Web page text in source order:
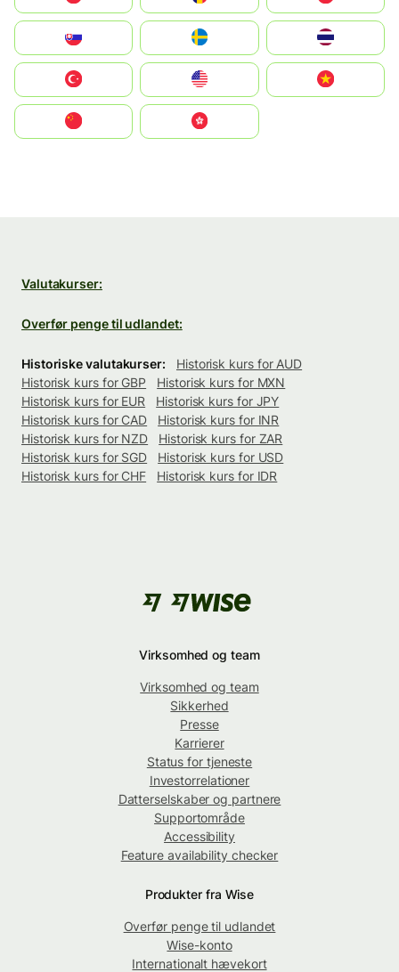
United States
中國香港特別行政區
Valutakurser:
Overfør penge til udlandet:
Historiske valutakurser:
Historisk kurs for AUD
Historisk kurs for GBP
Historisk kurs for MXN
Historisk kurs for EUR
Historisk kurs for JPY
Historisk kurs for CAD
Historisk kurs for INR
Historisk kurs for NZD
Historisk kurs for ZAR
Historisk kurs for SGD
Historisk kurs for USD
Historisk kurs for CHF
Historisk kurs for IDR
Virksomhed og team
Virksomhed og team
Sikkerhed
Presse
Karrierer
Status for tjeneste
Investorrelationer
Datterselskaber og partnere
Supportområde
Accessibility
Feature availability checker
Produkter fra Wise
Overfør penge til udlandet
Wise-konto
Internationalt hævekort